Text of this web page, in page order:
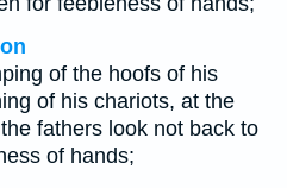
of the hoofs of his
of his chariots, at the
fathers look not back to
of hands;